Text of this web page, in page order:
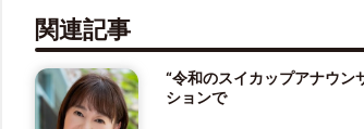
関連記事
“令和のスイカップアナウン
ションで